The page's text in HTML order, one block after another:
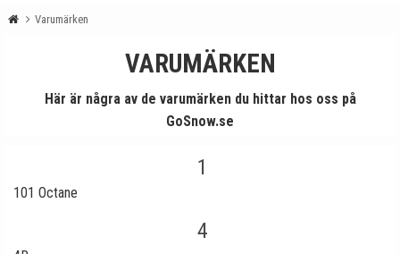
Varumärken
VARUMÄRKEN
Här är några av de varumärken du hittar hos oss på
GoSnow.se
1
101 Octane
4